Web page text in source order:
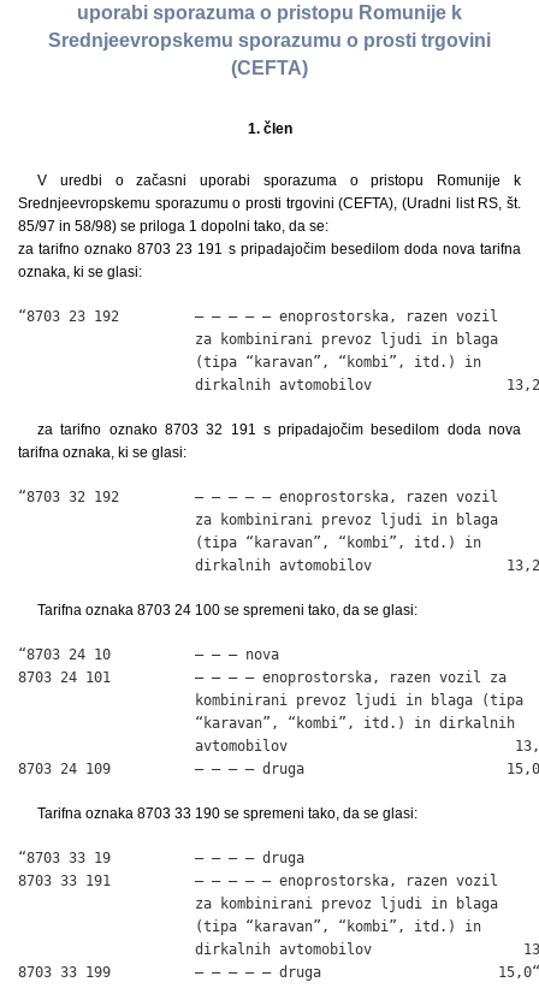
uporabi sporazuma o pristopu Romunije k
Srednjeevropskemu sporazumu o prosti trgovini
(CEFTA)
1. člen
V uredbi o začasni uporabi sporazuma o pristopu Romunije k
Srednjeevropskemu sporazumu o prosti trgovini (CEFTA), (Uradni list RS, št.
85/97 in 58/98) se priloga 1 dopolni tako, da se:
za tarifno oznako 8703 23 191 s pripadajočim besedilom doda nova tarifna
oznaka, ki se glasi:
“8703 23 192         – – – – – enoprostorska, razen vozil
                     za kombinirani prevoz ljudi in blaga
                     (tipa “karavan”, “kombi”, itd.) in
dirkalnih avtomobilov
za tarifno oznako 8703 32 191 s pripadajočim besedilom doda nova
tarifna oznaka, ki se glasi:
“8703 32 192         – – – – – enoprostorska, razen vozil
                     za kombinirani prevoz ljudi in blaga
                     (tipa “karavan”, “kombi”, itd.) in
dirkalnih avtomobilov
Tarifna oznaka 8703 24 100 se spremeni tako, da se glasi:
“8703 24 10          – – – nova
8703 24 101          – – – – enoprostorska, razen vozil za
                     kombinirani prevoz ljudi in blaga (tipa
                     “karavan”, “kombi”, itd.) in dirkalnih
avtomobilov
8703 24 109          – – – – druga
Tarifna oznaka 8703 33 190 se spremeni tako, da se glasi:
“8703 33 19          – – – – druga
8703 33 191          – – – – – enoprostorska, razen vozil
                     za kombinirani prevoz ljudi in blaga
                     (tipa “karavan”, “kombi”, itd.) in
dirkalnih avtomobilov
8703 33 199          – – – – – druga